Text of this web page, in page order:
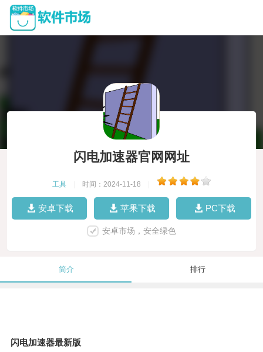
闪电加速器官网网址
工具 时间：2024-11-18
安卓下载 苹果下载 PC下载
安卓市场，安全绿色
简介 排行
闪电加速器最新版